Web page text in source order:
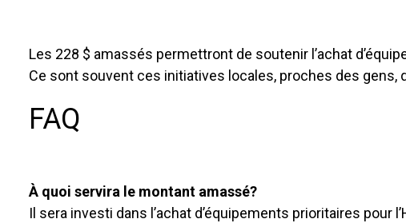
Les 228 $ amassés permettront de soutenir l’achat
Ce sont souvent ces initiatives locales, proches des gens,
FAQ
À quoi servira le montant amassé?
Il sera investi dans l’achat d’équipements prioritaires pour